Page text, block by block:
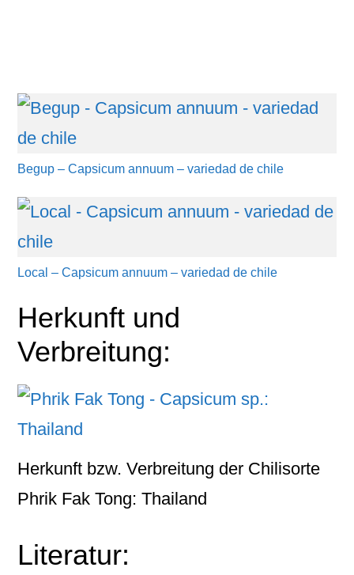
Begup – Capsicum annuum – variedad de chile
Local – Capsicum annuum – variedad de chile
Herkunft und
Verbreitung:
Herkunft bzw. Verbreitung der Chilisorte
Phrik Fak Tong: Thailand
Literatur: